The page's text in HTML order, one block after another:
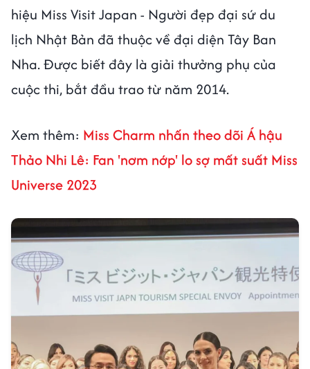
hiệu Miss Visit Japan - Người đẹp đại sứ du
lịch Nhật Bản đã thuộc về đại diện Tây Ban
Nha. Được biết đây là giải thưởng phụ của
cuộc thi, bắt đầu trao từ năm 2014.
Xem thêm: Miss Charm nhấn theo dõi Á hậu
Thảo Nhi Lê: Fan 'nơm nớp' lo sợ mất suất Miss
Universe 2023